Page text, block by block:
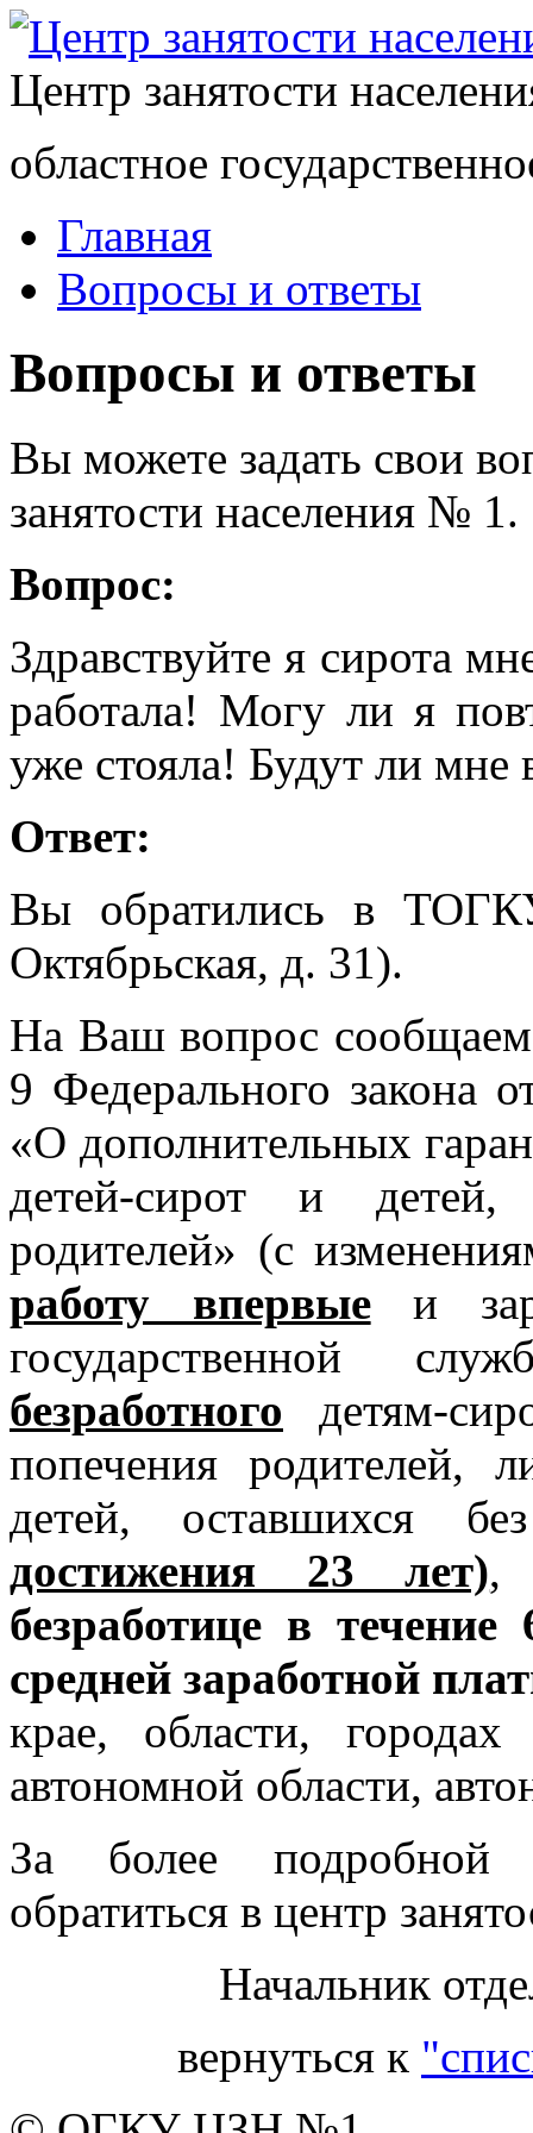
Центр занятости
областное
Главная
Вопросы и ответы
Вопросы и ответы
Вы можете задать свои
занятости населения № 1.
Вопрос:
Здравствуйте я сирота
работала! Могу ли я
уже стояла! Будут ли мне
Ответ:
Вы обратились в
Октябрьская, д. 31).
На Ваш вопрос сообщаем,
9 Федерального закона
«О дополнительных
детей-сирот и детей,
родителей» (с
работу впервыеи
государственной
безработного детям-
попечения родителей,
детей, оставшихся
достижения 23 лет),
безработице в
средней заработной
крае, области,
автономной области,
За более подробной
обратиться в центр
Начальник
вернуться к